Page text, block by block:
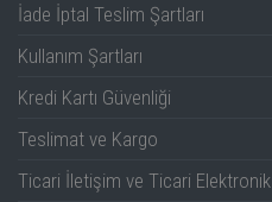
Ağırlık
Teknik Özelikler
İade İptal Teslim Şartları
Kullanım Şartları
Kredi Kartı Güvenliği
Teslimat ve Kargo
Ticari İletişim ve Ticari